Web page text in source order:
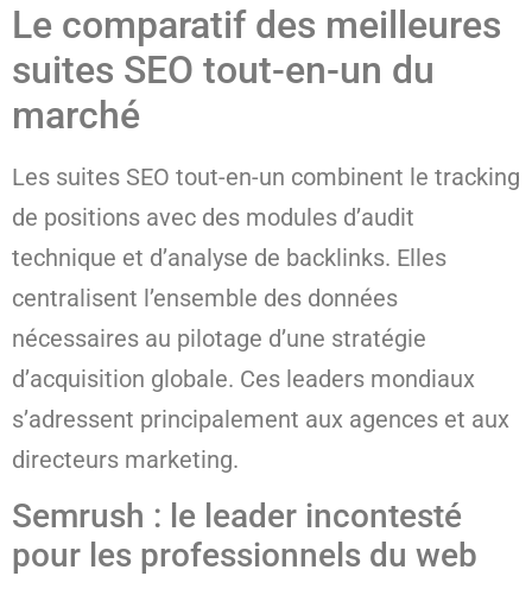
Le comparatif des meilleures
suites SEO tout-en-un du
marché
Les suites SEO tout-en-un combinent le tracking
de positions avec des modules d’audit
technique et d’analyse de backlinks. Elles
centralisent l’ensemble des données
nécessaires au pilotage d’une stratégie
d’acquisition globale. Ces leaders mondiaux
s’adressent principalement aux agences et aux
directeurs marketing.
Semrush : le leader incontesté
pour les professionnels du web